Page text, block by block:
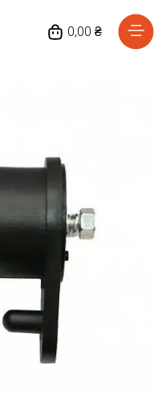
0,00 ₴